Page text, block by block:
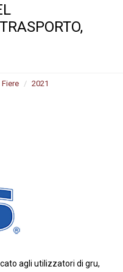
Fiere 2021
agli utilizzatori di gru,